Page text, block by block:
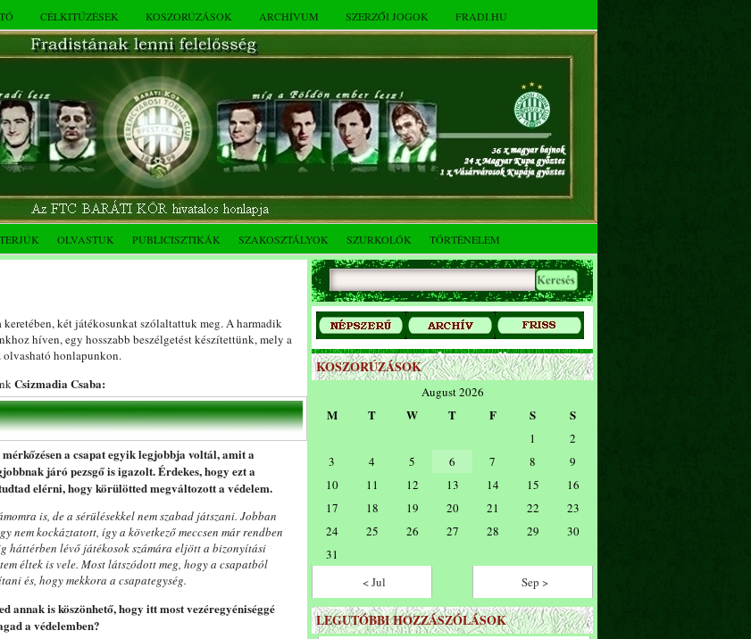
CÉLKITŰZÉSEK KOSZORÚZÁSOK ARCHÍVUM SZERZŐI JOGOK FRADI.HU
OLVASTUK PUBLICISZTIKÁK SZAKOSZTÁLYOK SZURKOLÓK TÖRTÉNELEM
két játékosunkat szólaltattuk meg. A harmadik
híven, egy hosszabb beszélgetést készítettünk, mely a
olvasható honlapunkon.
Csizmadia Csaba:
a csapat egyik legjobbja voltál, amit a
járó pezsgő is igazolt. Érdekes, hogy ezt a
elérni, hogy körülötted megváltozott a védelem.
is, de a sérülésekkel nem szabad játszani. Jobban
nem kockáztatott, így a következő meccsen már rendben
háttérben lévő játékosok számára eljött a bizonyítási
éltek is vele. Most látszódott meg, hogy a csapatból
és, hogy mekkora a csapategység.
annak is köszönhető, hogy itt most vezéregyéniséggé
a védelemben?
KOSZORÚZÁSOK
August 2026
M T W T F S S
1
2
3
4 5 6 7 8
9
10
11 12 13 14 15
16
17
18 19 20 21 22
23
24
25 26 27 28 29
30
31
< Jul
Sep >
LEGUTÓBBI HOZZÁSZÓLÁSOK